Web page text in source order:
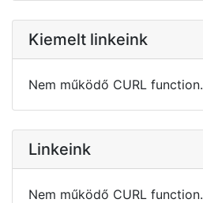
Kiemelt linkeink
Nem működő CURL function.
Linkeink
Nem működő CURL function.